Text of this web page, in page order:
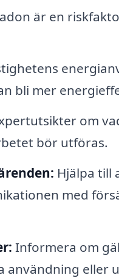
är en
bli mer
om
bör utföras.
Hjälpa till
med
Informera om
användning eller